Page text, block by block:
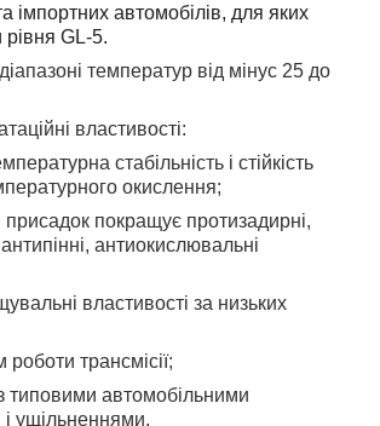
імпортних автомобілів, для яких
рівня GL-5.
температур від мінус 25 до
властивості:
стабільність і стійкість
окислення;
присадок покращує протизадирні,
антиокислювальні
властивості за низьких
трансмісії;
з типовими автомобільними
ущільненнями.